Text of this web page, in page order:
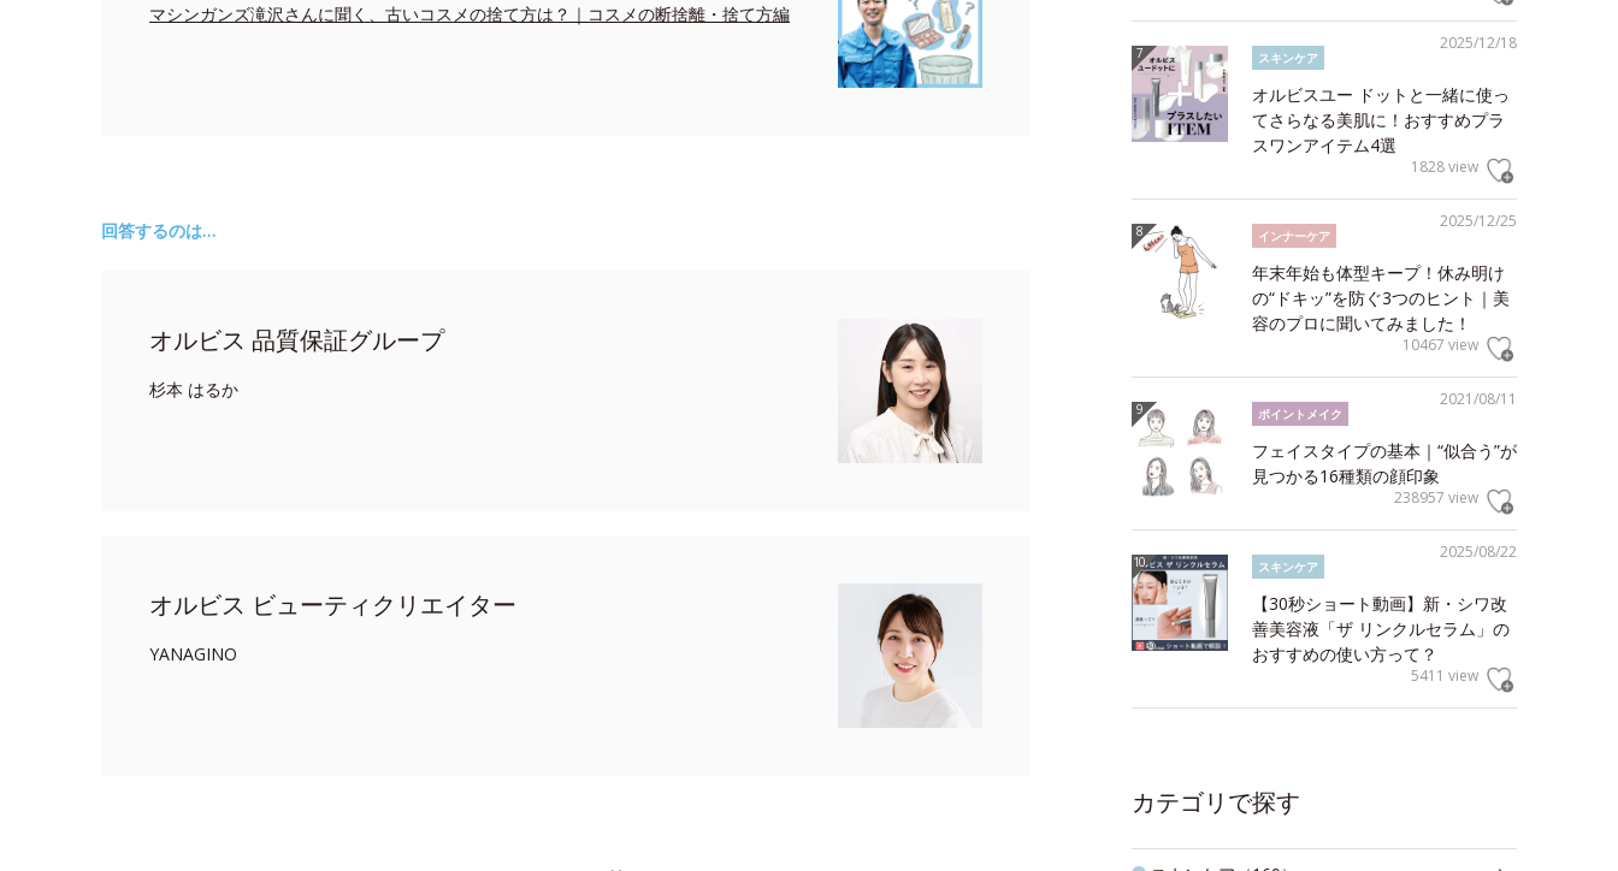
マシンガンズ滝沢さんに聞く、古いコスメの捨て方は？｜コスメの断捨離・捨て方編
回答するのは…
オルビス 品質保証グループ
杉本 はるか
オルビス ビューティクリエイター
YANAGINO
2025/12/18
スキンケア
オルビスユー ドットと一緒に使っ
てさらなる美肌に！おすすめプラ
スワンアイテム4選
1828 view
2025/12/25
インナーケア
年末年始も体型キープ！休み明け
の“ドキッ”を防ぐ3つのヒント｜美
容のプロに聞いてみました！
10467 view
2021/08/11
ポイントメイク
フェイスタイプの基本｜“似合う”が
見つかる16種類の顔印象
238957 view
2025/08/22
スキンケア
【30秒ショート動画】新・シワ改
善美容液「ザ リンクルセラム」の
おすすめの使い方って？
5411 view
カテゴリで探す